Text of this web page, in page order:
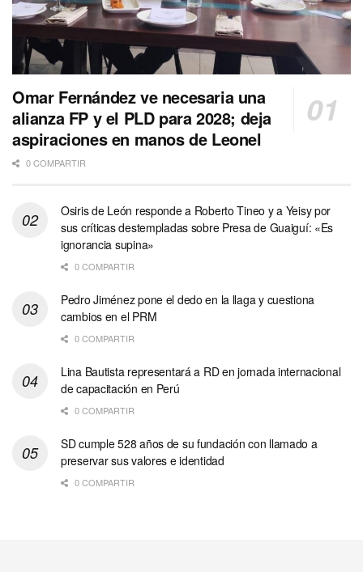
Omar Fernández ve necesaria una
alianza FP y el PLD para 2028; deja
aspiraciones en manos de Leonel
0 COMPARTIR
Osiris de León responde a Roberto Tineo y a Yeisy por
sus críticas destempladas sobre Presa de Guaiguí: «Es
ignorancia supina»
0 COMPARTIR
Pedro Jiménez pone el dedo en la llaga y cuestiona
cambios en el PRM
0 COMPARTIR
Lina Bautista representará a RD en jornada internacional
de capacitación en Perú
0 COMPARTIR
SD cumple 528 años de su fundación con llamado a
preservar sus valores e identidad
0 COMPARTIR